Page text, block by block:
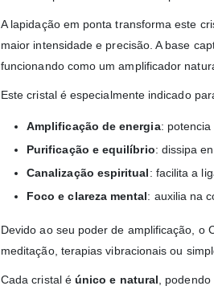
A lapidação em ponta transforma este
maior intensidade e precisão. A base
funcionando como um amplificador
Este cristal é especialmente indicado
Amplificação de energia: potencia
Purificação e equilíbrio: dissipa
Canalização espiritual: facilita a
Foco e clareza mental: auxilia na
Devido ao seu poder de amplificação, o
meditação, terapias vibracionais ou
Cada cristal éúnico e natural ,